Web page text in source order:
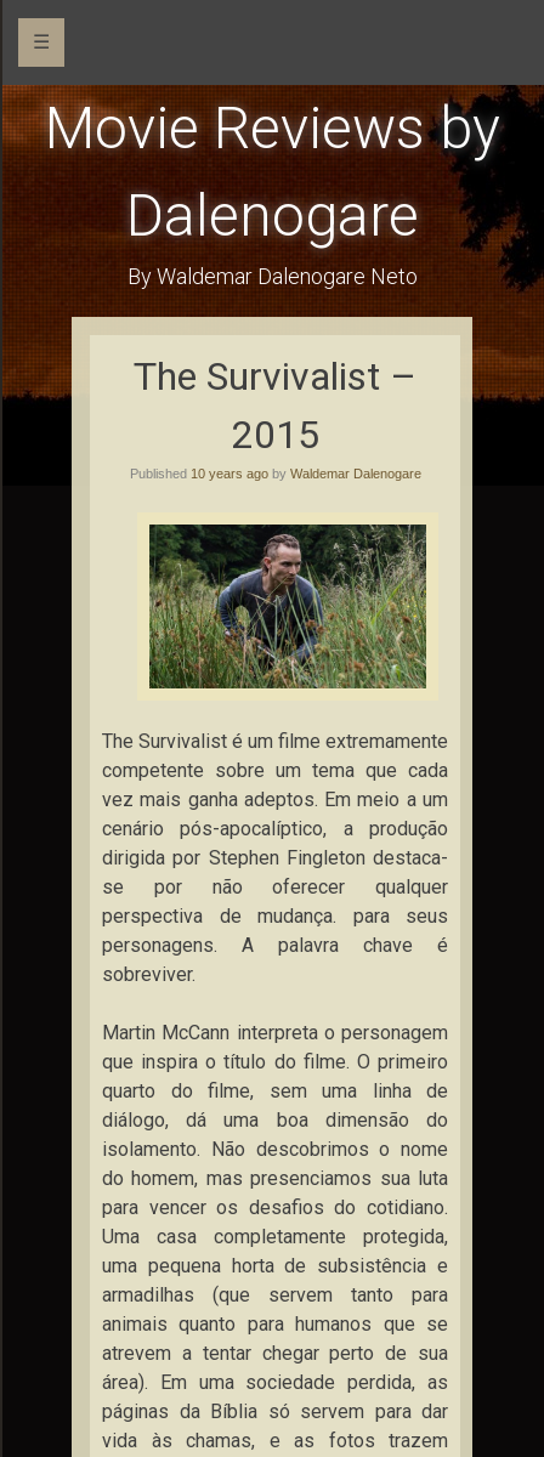
☰
Movie Reviews by
Dalenogare
By Waldemar Dalenogare Neto
The Survivalist –
2015
Published 10 years agoby Waldemar Dalenogare
The Survivalist é um filme extremamente
competente sobre um tema que cada
vez mais ganha adeptos. Em meio a um
cenário pós-apocalíptico, a produção
dirigida por Stephen Fingleton destaca-
se por não oferecer qualquer
perspectiva de mudança. para seus
personagens. A palavra chave é
sobreviver.
Martin McCann interpreta o personagem
que inspira o título do filme. O primeiro
quarto do filme, sem uma linha de
diálogo, dá uma boa dimensão do
isolamento.
Não descobrimos o nome
do homem, mas presenciamos sua luta
para vencer os desafios do cotidiano.
Uma casa completamente protegida,
uma pequena horta de subsistência e
armadilhas (que servem tanto para
animais quanto para humanos que se
atrevem a tentar chegar perto de sua
área). Em uma sociedade perdida, as
páginas da Bíblia só servem para dar
vida às chamas, e as fotos trazem